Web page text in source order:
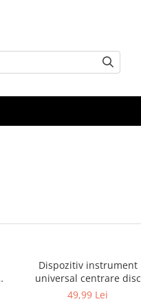
Dispozitiv instrument
universal centrare disc
ambreaj (KD10567)
49,99 Lei